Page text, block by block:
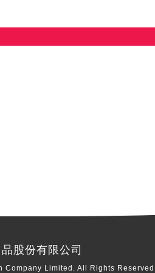
股份有限公司
Company Limited. All Rights